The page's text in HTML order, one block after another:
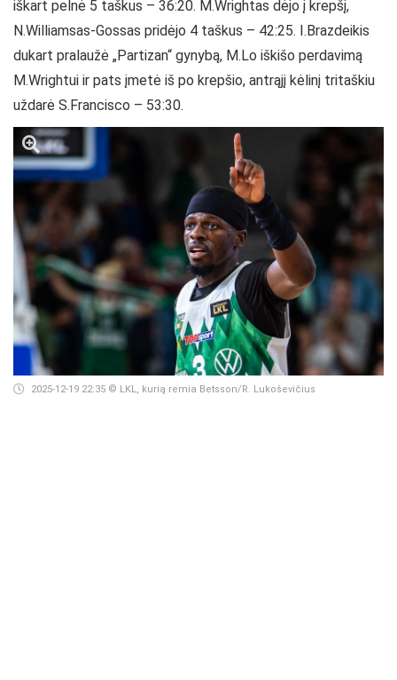
iškart pelnė 5 taškus – 36:20. M.Wrightas dėjo į krepšį,
N.Williamsas-Gossas pridėjo 4 taškus – 42:25. I.Brazdeikis
dukart pralaužė „Partizan“ gynybą, M.Lo iškišo perdavimą
M.Wrightui ir pats įmetė iš po krepšio, antrąjį kėlinį tritaškiu
uždarė S.Francisco – 53:30.
2025-12-19 22:35 © LKL, kurią remia Betsson/R. Lukoševičius